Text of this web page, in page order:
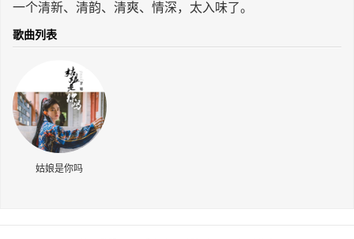
一个清新、清韵、清爽、情深，太入味了。
歌曲列表
姑娘是你吗